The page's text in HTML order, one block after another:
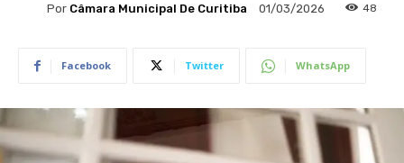
Por Câmara Municipal De Curitiba 01/03/2026 48
Facebook Twitter WhatsApp